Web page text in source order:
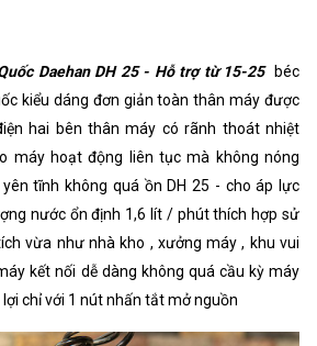
Daehan DH 25 - Hỗ trợ từ 15-25 béc
kiểu dáng đơn giản toàn thân máy được
hai bên thân máy có rãnh thoát nhiệt
máy hoạt động liên tục mà không nóng
tĩnh không quá ồn DH 25 - cho áp lực
nước ổn định 1,6 lít / phút thích hợp sử
vừa như nhà kho , xưởng máy , khu vui
kết nối dễ dàng không quá cầu kỳ máy
chỉ với 1 nút nhấn tắt mở nguồn